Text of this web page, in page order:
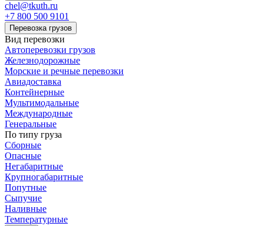
chel@tkuth.ru
+7 800 500 9101
Перевозка грузов
Вид перевозки
Автоперевозки грузов
Железнодорожные
Морские и речные перевозки
Авиадоставка
Контейнерные
Мультимодальные
Международные
Генеральные
По типу груза
Сборные
Опасные
Негабаритные
Крупногабаритные
Попутные
Сыпучие
Наливные
Температурные